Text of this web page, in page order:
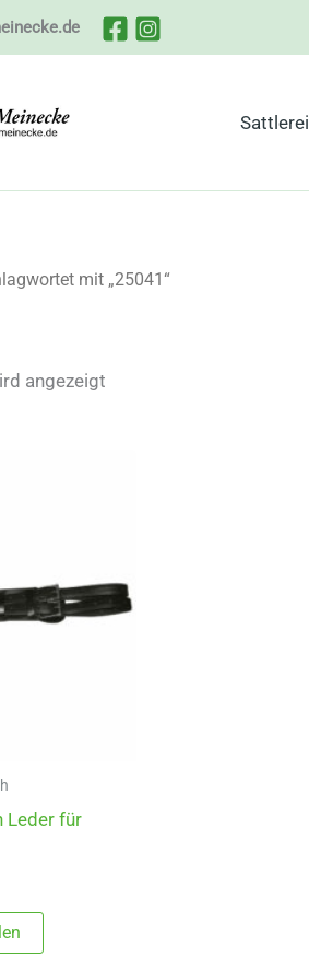
Sattlerei
mit „25041“
angezeigt
Leder für
Dieses
Produkt